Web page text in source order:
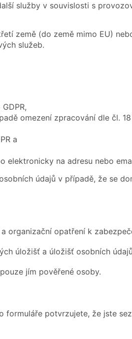
služby v souvislosti s
země (do země mimo EU)
služeb.
omezení zpracování dle čl. 18
a
elektronicky na adresu nebo
údajů v případě, že se
organizační opatření k
úložišť a úložišť osobních
jím pověřené osoby.
formuláře potvrzujete, že jste